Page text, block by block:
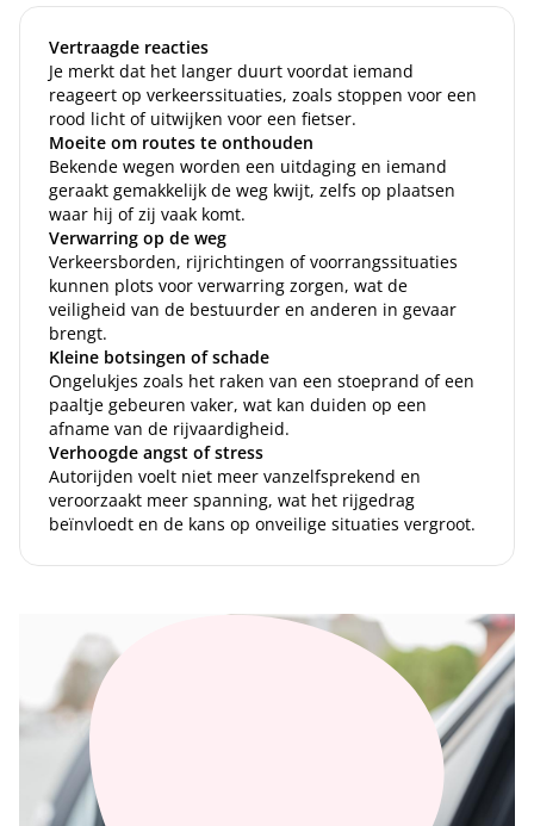
Vertraagde reacties
Je merkt dat het langer duurt voordat iemand
reageert op verkeerssituaties, zoals stoppen voor een
rood licht of uitwijken voor een fietser.
Moeite om routes te onthouden
Bekende wegen worden een uitdaging en iemand
geraakt gemakkelijk de weg kwijt, zelfs op plaatsen
waar hij of zij vaak komt.
Verwarring op de weg
Verkeersborden, rijrichtingen of voorrangssituaties
kunnen plots voor verwarring zorgen, wat de
veiligheid van de bestuurder en anderen in gevaar
brengt.
Kleine botsingen of schade
Ongelukjes zoals het raken van een stoeprand of een
paaltje gebeuren vaker, wat kan duiden op een
afname van de rijvaardigheid.
Verhoogde angst of stress
Autorijden voelt niet meer vanzelfsprekend en
veroorzaakt meer spanning, wat het rijgedrag
beïnvloedt en de kans op onveilige situaties vergroot.